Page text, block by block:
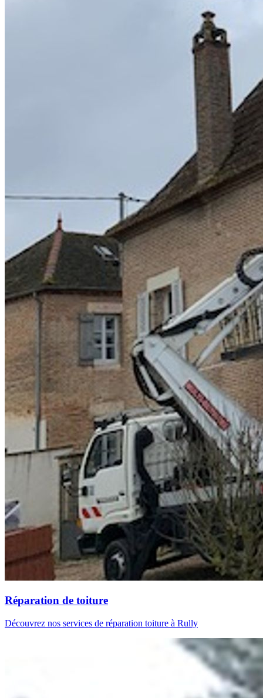
Réparation de toiture
Découvrez nos services de réparation toiture à Rully